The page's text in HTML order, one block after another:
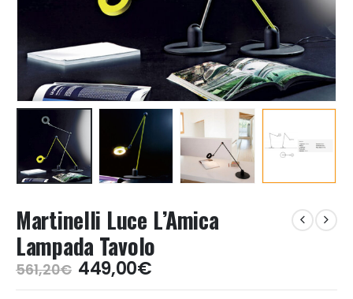
Martinelli Luce L’Amica
Lampada Tavolo
561,20€ Il
prezzo
449,00€Il
prezzo